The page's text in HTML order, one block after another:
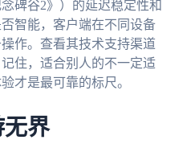
碑谷2》）的延迟稳定性和
智能，客户端在不同设备
作。查看其技术支持渠道
住，适合别人的不一定适
才是最可靠的标尺。
无界